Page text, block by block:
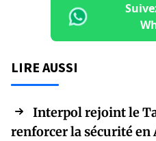
LIRE AUSSI
Interpol rejoint le
renforcer la sécurité